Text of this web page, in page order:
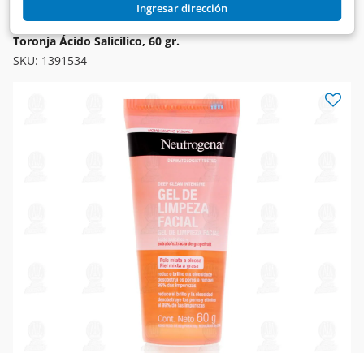
Ingresar dirección
Gel de Limpieza Facial Neutrogena Deep Clean Intensive
Toronja Ácido Salicílico, 60 gr.
SKU: 1391534